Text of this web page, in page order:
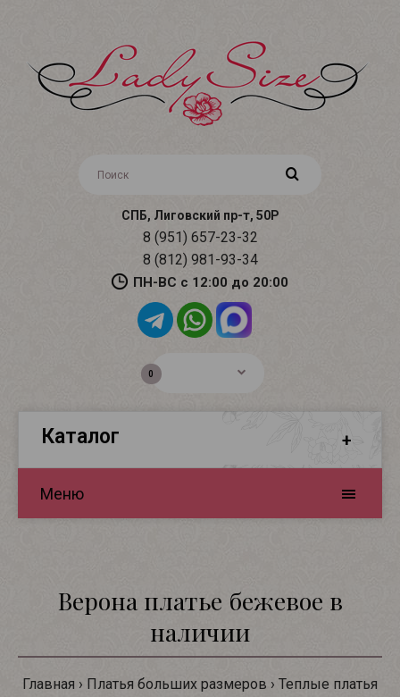
СПБ, Лиговский пр-т, 50Р
8 (951) 657-23-32
8 (812) 981-93-34
ПН-ВС с 12:00 до 20:00
0
Каталог
Меню
Верона платье бежевое в
наличии
Главная Платья больших размеров
Теплые платья